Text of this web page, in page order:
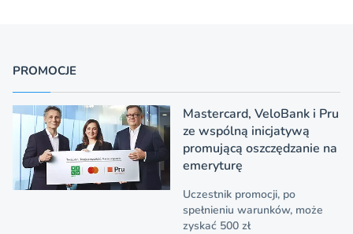
PROMOCJE
Mastercard, VeloBank i Pru
ze wspólną inicjatywą
promującą oszczędzanie na
emeryturę
Uczestnik promocji, po
spełnieniu warunków, może
zyskać 500 zł